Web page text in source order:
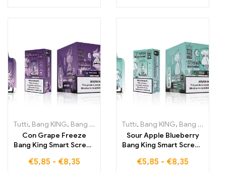
Tutti, Bang KING, Bang King Smart Screen 15000 Soffi ,Sigarette
Con Grape Freeze
Bang King Smart Screen
un'esperienza di svapo
€5,85 - €8,35
Tutti, Bang KING, Bang King Smart Screen 15000 Soffi
Sour Apple Blueberry
Bang King Smart Screen
Un'esperienza di svapo
€5,85 - €8,35